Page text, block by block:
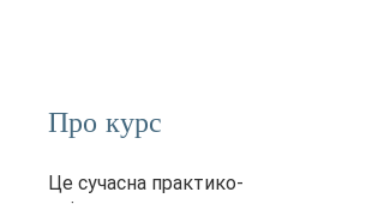
Про курс
Це сучасна практико-